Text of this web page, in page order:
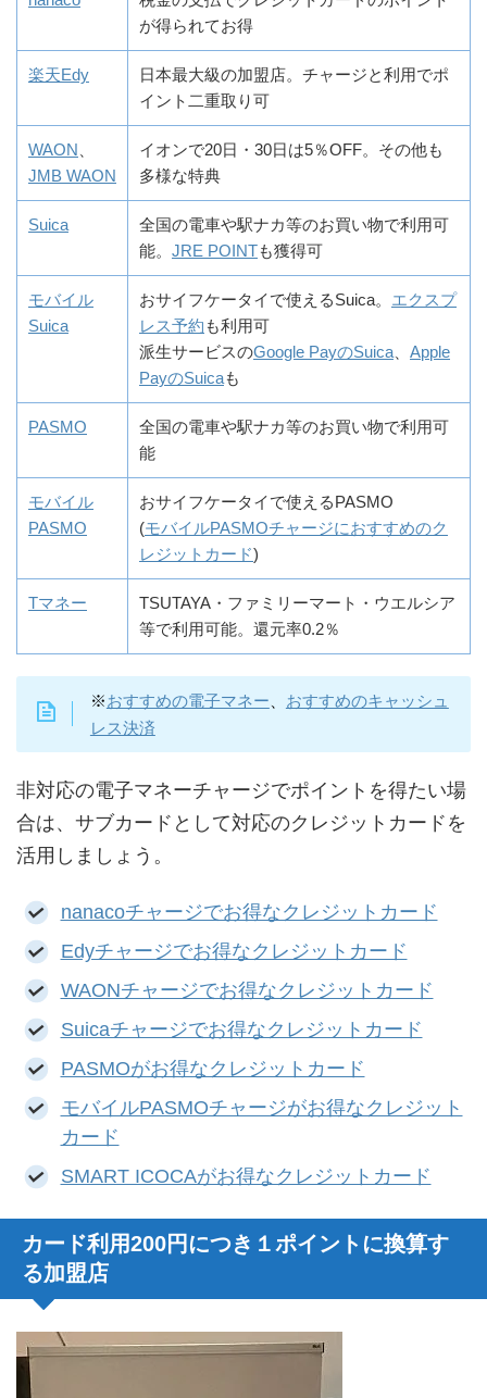
が得られてお得
楽天Edy
日本最大級の加盟店。チャージと利用でポ
イント二重取り可
WAON
JMB WAON
イオンで20日・30日は5％OFF。その他も
多様な特典
Suica
全国の電車や駅ナカ等のお買い物で利用可
能。 JRE POINTも獲得可
モバイル
Suica
おサイフケータイで使えるSuica。 エクスプ
レス予約 も利用可
派生サービスのGoogle PayのSuica
Apple
PayのSuicaも
PASMO
全国の電車や駅ナカ等のお買い物で利用可
能
モバイル
PASMO
おサイフケータイで使えるPASMO
(モバイルPASMOチャージにおすすめのク
レジットカード)
Tマネー
TSUTAYA・ファミリーマート・ウエルシア
等で利用可能。還元率0.2％
※おすすめの電子マネー
おすすめのキャッシュ
レス決済
非対応の電子マネーチャージでポイントを得たい場
合は、サブカードとして対応のクレジットカードを
活用しましょう。
nanacoチャージでお得なクレジットカード
Edyチャージでお得なクレジットカード
WAONチャージでお得なクレジットカード
Suicaチャージでお得なクレジットカード
PASMOがお得なクレジットカード
モバイルPASMOチャージがお得なクレジット
カード
SMART ICOCAがお得なクレジットカード
カード利用200円につき１ポイントに換算す
る加盟店